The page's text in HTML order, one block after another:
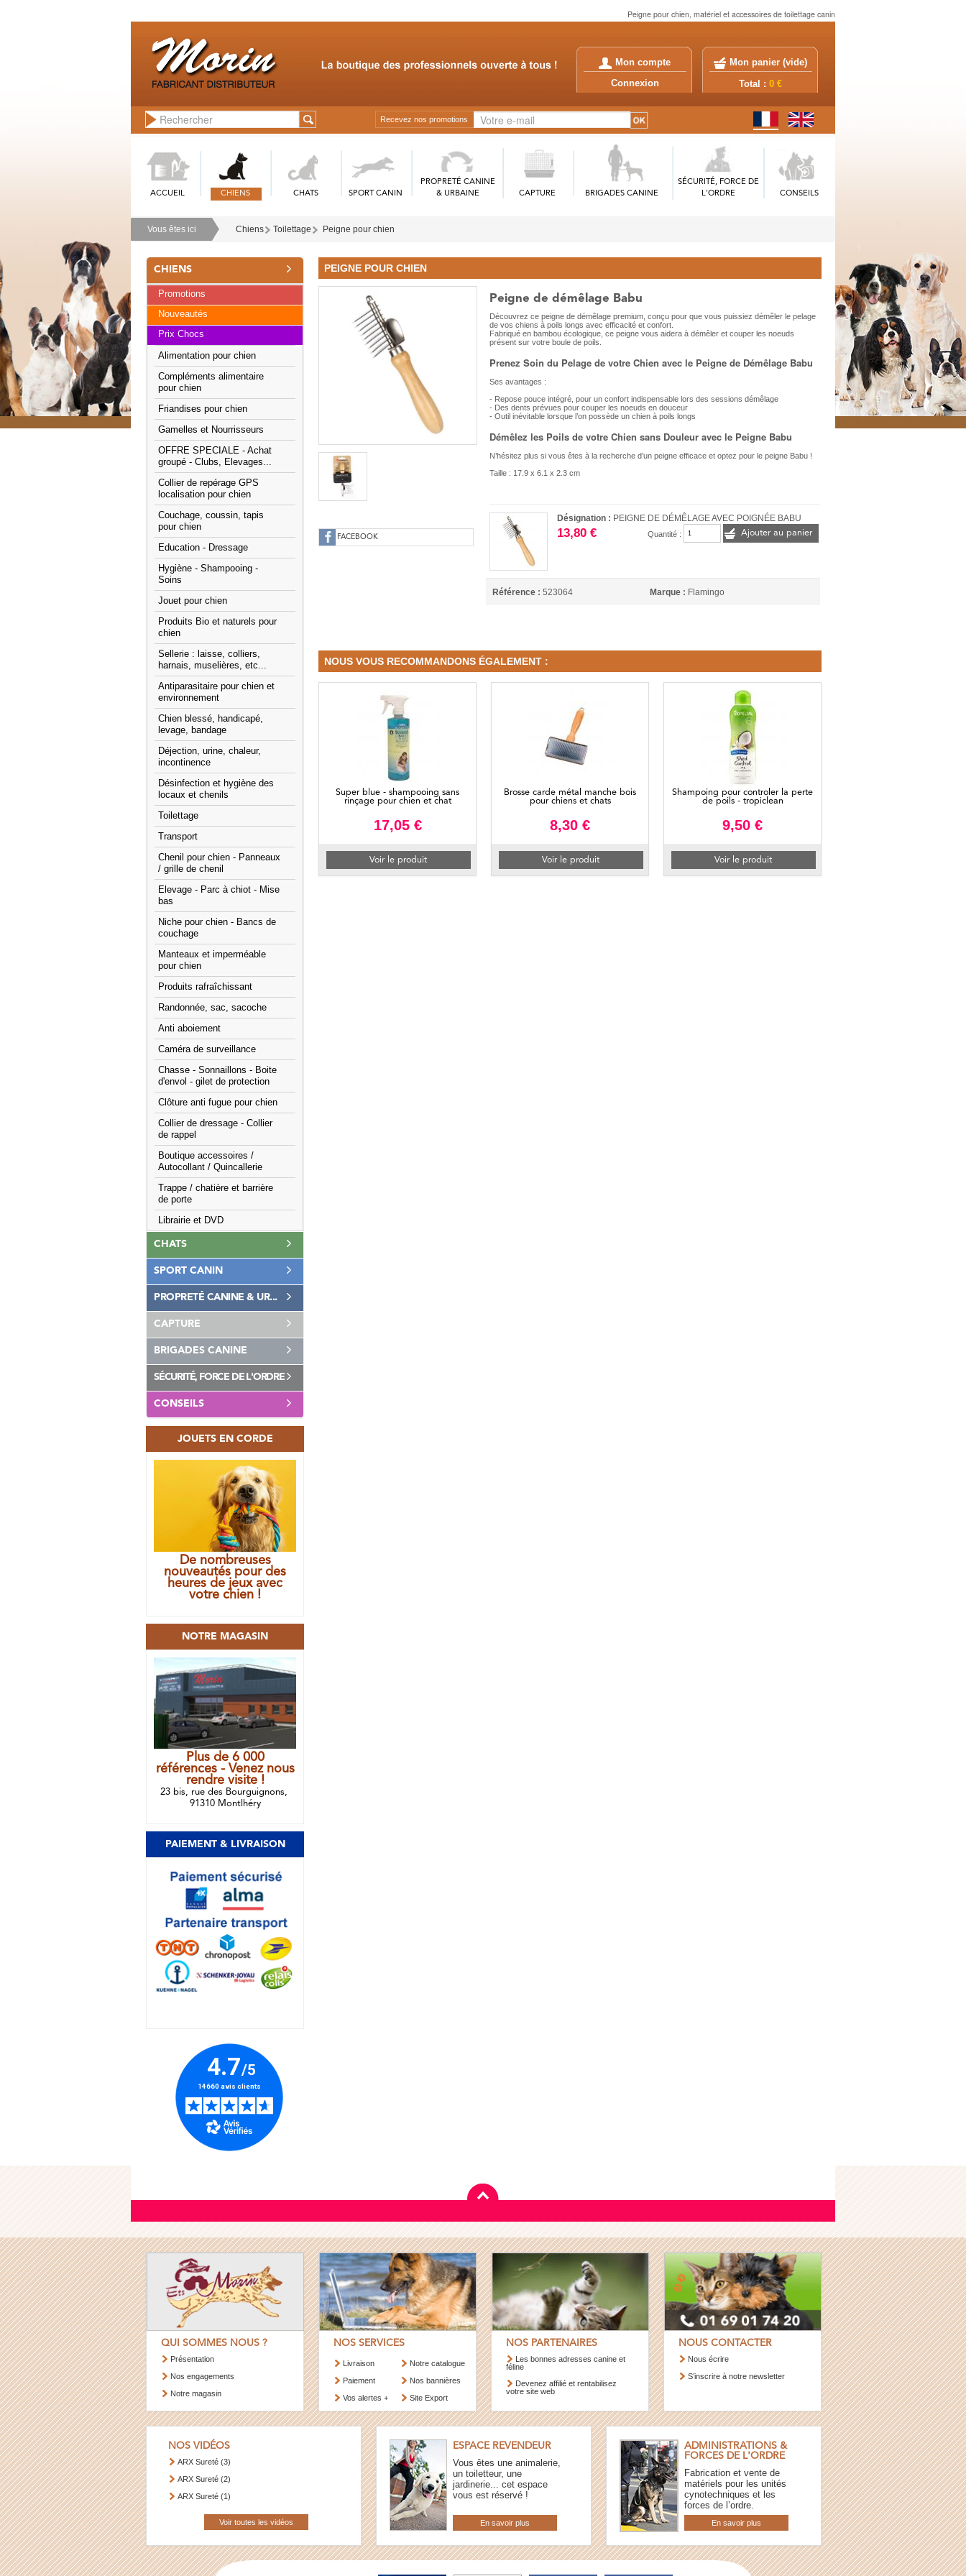
Peigne pour chien, matériel et accessoires de toilettage canin
Mon compte
Connexion
Mon panier (vide)
Total : 0 €
Recevez nos promotions
ACCUEIL CHIENS CHATS SPORT CANIN
PROPRETÉ CANINE
& URBAINE
CAPTURE BRIGADES CANINE
SÉCURITÉ, FORCE DE
L'ORDRE
CONSEILS
Vous êtes ici Chiens Toilettage Peigne pour chien
CHIENS
Promotions
Nouveautés
Prix Chocs
Alimentation pour chien
Compléments alimentaire
pour chien
Friandises pour chien
Gamelles et Nourrisseurs
OFFRE SPECIALE - Achat
groupé - Clubs, Elevages...
Collier de repérage GPS
localisation pour chien
Couchage, coussin, tapis
pour chien
Education - Dressage
Hygiène - Shampooing -
Soins
Jouet pour chien
Produits Bio et naturels pour
chien
Sellerie : laisse, colliers,
harnais, muselières, etc...
Antiparasitaire pour chien et
environnement
Chien blessé, handicapé,
levage, bandage
Déjection, urine, chaleur,
incontinence
Désinfection et hygiène des
locaux et chenils
Toilettage
Transport
Chenil pour chien - Panneaux
/ grille de chenil
Elevage - Parc à chiot - Mise
bas
Niche pour chien - Bancs de
couchage
Manteaux et imperméable
pour chien
Produits rafraîchissant
Randonnée, sac, sacoche
Anti aboiement
Caméra de surveillance
Chasse - Sonnaillons - Boite
d'envol - gilet de protection
Clôture anti fugue pour chien
Collier de dressage - Collier
de rappel
Boutique accessoires /
Autocollant / Quincallerie
Trappe / chatière et barrière
de porte
Librairie et DVD
CHATS
SPORT CANIN
PROPRETÉ CANINE & UR...
CAPTURE
BRIGADES CANINE
SÉCURITÉ, FORCE DE L'ORDRE
CONSEILS
JOUETS EN CORDE
De nombreuses
nouveautés pour des
heures de jeux avec
votre chien !
NOTRE MAGASIN
Plus de 6 000
références - Venez nous
rendre visite !
23 bis, rue des Bourguignons,
91310 Montlhéry
PAIEMENT & LIVRAISON
PEIGNE POUR CHIEN
FACEBOOK
Peigne de démêlage Babu
Découvrez ce peigne de démêlage premium, conçu pour que vous puissiez démêler le pelage
de vos chiens à poils longs avec efficacité et confort.
Fabriqué en bambou écologique, ce peigne vous aidera à démêler et couper les noeuds
présent sur votre boule de poils.
Prenez Soin du Pelage de votre Chien avec le Peigne de Démêlage Babu
Ses avantages :
- Repose pouce intégré, pour un confort indispensable lors des sessions démêlage
- Des dents prévues pour couper les noeuds en douceur
- Outil inévitable lorsque l’on possède un chien à poils longs
Démêlez les Poils de votre Chien sans Douleur avec le Peigne Babu
N’hésitez plus si vous êtes à la recherche d’un peigne efficace et optez pour le peigne Babu !
Taille : 17.9 x 6.1 x 2.3 cm
Désignation : PEIGNE DE DÉMÊLAGE AVEC POIGNÉE BABU
13,80 € Quantité : Ajouter au panier
Référence : 523064 Marque : Flamingo
NOUS VOUS RECOMMANDONS ÉGALEMENT :
Super blue - shampooing sans
rinçage pour chien et chat
17,05 €
Voir le produit
Brosse carde métal manche bois
pour chiens et chats
8,30 €
Voir le produit
Shampoing pour controler la perte
de poils - tropiclean
9,50 €
Voir le produit
QUI SOMMES NOUS ?
Présentation
Nos engagements
Notre magasin
NOS SERVICES
Livraison
Paiement
Vos alertes +
Notre catalogue
Nos bannières
Site Export
NOS PARTENAIRES
Les bonnes adresses canine et
féline
Devenez affilié et rentabilisez
votre site web
NOUS CONTACTER
Nous écrire
S’inscrire à notre newsletter
NOS VIDÉOS
ARX Sureté (3)
ARX Sureté (2)
ARX Sureté (1)
Voir toutes les vidéos
ESPACE REVENDEUR
Vous êtes une animalerie,
un toiletteur, une
jardinerie... cet espace
vous est réservé !
En savoir plus
ADMINISTRATIONS &
FORCES DE L'ORDRE
Fabrication et vente de
matériels pour les unités
cynotechniques et les
forces de l’ordre.
En savoir plus